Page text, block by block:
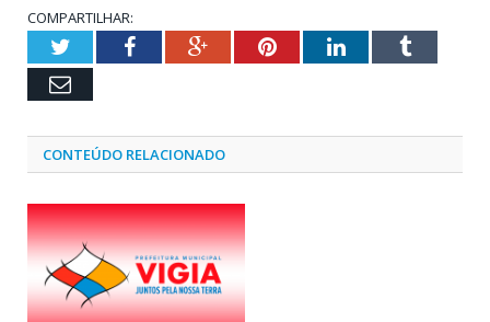
COMPARTILHAR:
TwitterFacebookGoogle+PinterestLinkedInTumblr
Email
CONTEÚDO RELACIONADO